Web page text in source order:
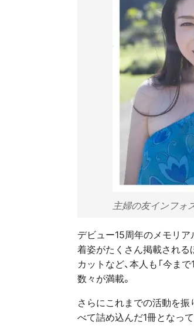
主婦の友インフォ
デビュー15周年のメモリ
着姿がたくさん掲載される
カットなど、本人も「今ま
数々が満載。
さらにこれまでの活動を振
べて詰め込んだ1冊となって